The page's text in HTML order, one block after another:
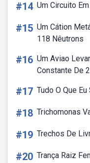
#14 Um Circuito
#15 Um Cátion
118 Nêutrons
#16 Um Aviao
Constante De
#17 Tudo O Que
#18 Trichomonas
#19 Trechos De
#20 Trança Raiz